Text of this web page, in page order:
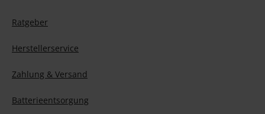
Ratgeber
Herstellerservice
Zahlung & Versand
Batterieentsorgung